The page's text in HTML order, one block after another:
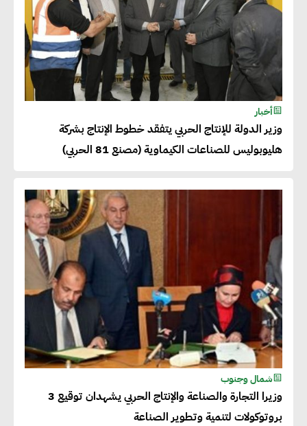
أخبار
وزير الدولة للإنتاج الحربي يتفقد خطوط الإنتاج بشركة
هليوبوليس للصناعات الكيماوية (مصنع 81 الحربي)
شمال وجنوب
وزيرا التجارة والصناعة والإنتاج الحربي يشهدان توقيع 3
بروتوكولات لتنمية وتطوير الصناعة